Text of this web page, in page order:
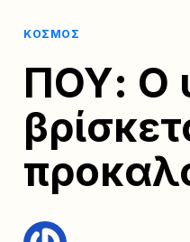
ΚΌΣΜΟΣ
ΠΟΥ: Ο